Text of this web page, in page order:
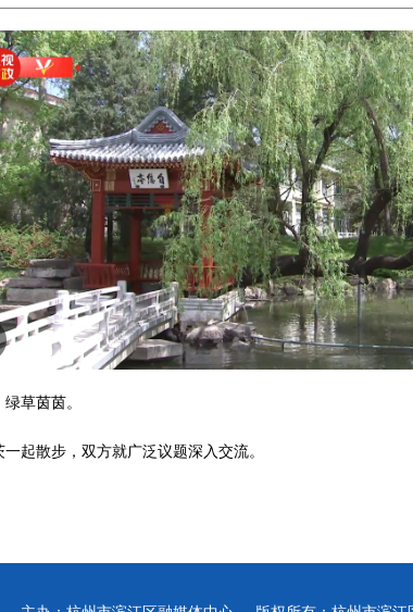
草茵茵。
起散步，双方就广泛议题深入交流。